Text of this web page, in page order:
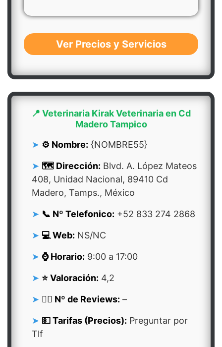
Ver Precios y Servicios
📍 Veterinaria Kirak Veterinaria en Cd
Madero Tampico
⚙️ Nombre: {NOMBRE55}
🗺️ Dirección: Blvd. A. López Mateos
408, Unidad Nacional, 89410 Cd
Madero, Tamps., México
📞 Nº Telefonico: +52 833 274 2868
💻 Web: NS/NC
⌚ Horario: 9:00 a 17:00
⭐ Valoración: 4,2
👍🏻 Nº de Reviews: –
💵 Tarifas (Precios): Preguntar por
Tlf